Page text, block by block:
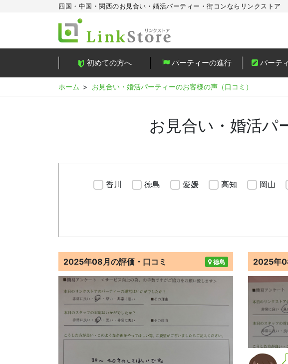
四国・中国・関西のお見合い・婚活パーティー・街コンならリンクストア
初めての方へ パーティーの進行 パーテ
ホーム お見合い・婚活パーティーのお客様の声（口コミ）
お見合い・婚活パ
香川 徳島 愛媛 高知 岡山
徳島
2025年08月の評価・口コミ 2025年